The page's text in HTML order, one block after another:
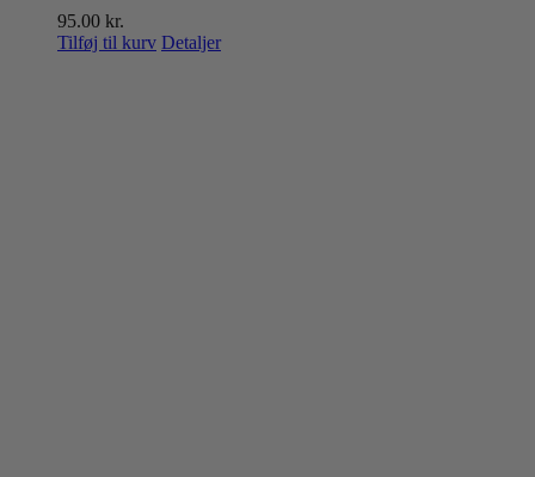
95.00 kr.
Tilføj til kurv Detaljer